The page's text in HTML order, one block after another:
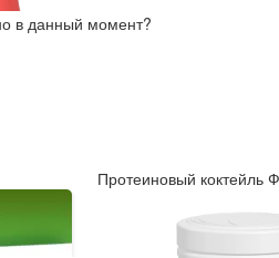
в данный момент?
Протеиновый коктейль